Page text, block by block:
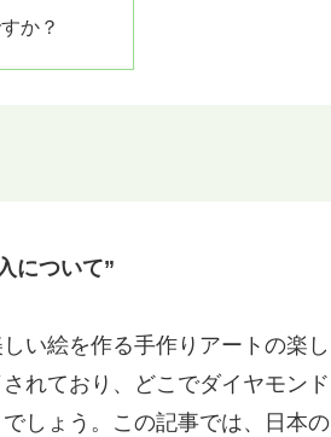
か？
について”
い絵を作る手作りアートの楽し
れており、どこでダイヤモンド
しょう。この記事では、日本の